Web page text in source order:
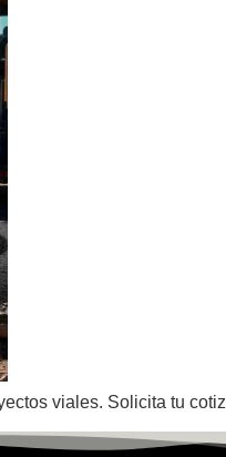
viales. Solicita tu